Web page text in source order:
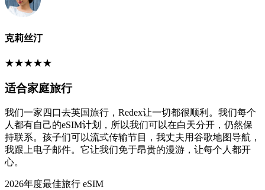
克莉丝汀
★★★★★
适合家庭旅行
我们一家四口去英国旅行，Redex让一切都很顺利。我们每个
人都有自己的eSIM计划，所以我们可以在白天分开，仍然保
持联系。孩子们可以流式传输节目，我丈夫用谷歌地图导航，
我跟上电子邮件。它让我们免于昂贵的漫游，让每个人都开
心。
2026年度最佳旅行 eSIM